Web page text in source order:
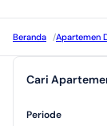
Beranda /Apartemen
Cari
Periode